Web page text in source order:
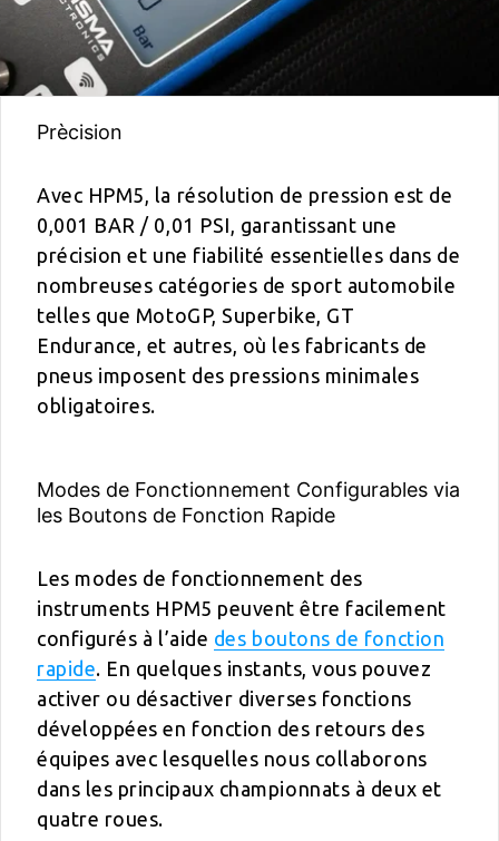
Prècision
Avec HPM5, la résolution de pression est de
0,001 BAR / 0,01 PSI, garantissant une
précision et une fiabilité essentielles dans de
nombreuses catégories de sport automobile
telles que MotoGP, Superbike, GT
Endurance, et autres, où les fabricants de
pneus imposent des pressions minimales
obligatoires.
Modes de Fonctionnement Configurables via
les Boutons de Fonction Rapide
Les modes de fonctionnement des
instruments HPM5 peuvent être facilement
configurés à l’aide des boutons de fonction
rapide. En quelques instants, vous pouvez
activer ou désactiver diverses fonctions
développées en fonction des retours des
équipes avec lesquelles nous collaborons
dans les principaux championnats à deux et
quatre roues.